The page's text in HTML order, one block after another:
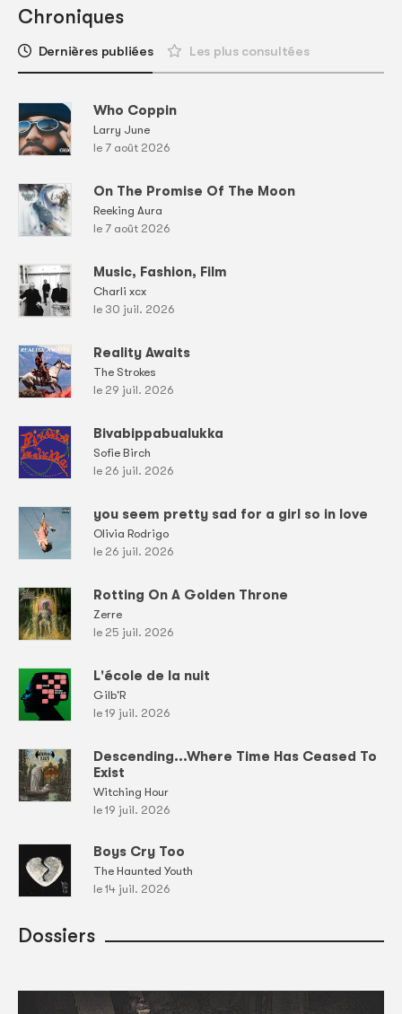
Chroniques
Dernières publiées Les plus consultées
Who Coppin
Larry June
le 7 août 2026
On The Promise Of The Moon
Reeking Aura
le 7 août 2026
Music, Fashion, Film
Charli xcx
le 30 juil. 2026
Reality Awaits
The Strokes
le 29 juil. 2026
Bivabippabualukka
Sofie Birch
le 26 juil. 2026
you seem pretty sad for a girl so in love
Olivia Rodrigo
le 26 juil. 2026
Rotting On A Golden Throne
Zerre
le 25 juil. 2026
L'école de la nuit
Gilb'R
le 19 juil. 2026
Descending...Where Time Has Ceased To
Exist
Witching Hour
le 19 juil. 2026
Boys Cry Too
The Haunted Youth
le 14 juil. 2026
Dossiers